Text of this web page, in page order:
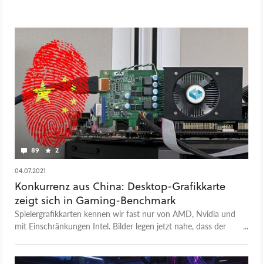
89 2
04.07.2021
Konkurrenz aus China: Desktop-Grafikkarte
zeigt sich in Gaming-Benchmark
Spielergrafikkarten kennen wir fast nur von AMD, Nvidia und
mit Einschränkungen Intel. Bilder legen jetzt nahe, dass der